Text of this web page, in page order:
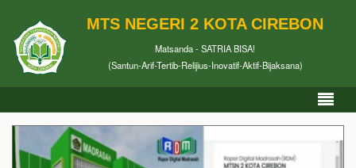
MTS NEGERI 2 KOTA CIREBON
Matsanda - SATRIA BISA!
(Santun-Arif-Tertib-Relijius-Inovatif-Aktif-Bijaksana)